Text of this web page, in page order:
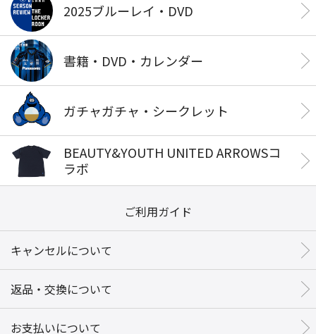
2025ブルーレイ・DVD
書籍・DVD・カレンダー
ガチャガチャ・シークレット
BEAUTY&YOUTH UNITED ARROWSコ
ラボ
ご利用ガイド
キャンセルについて
返品・交換について
お支払いについて